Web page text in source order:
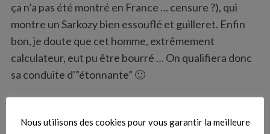
ça n’a pas été montré en France … censure ?), qui
montre un Sarkozy bien essouflé et guilleret. Enfin
bon, je doute que cet homme, extrêmement
calculateur, eut pu être bourré … On qualifiera donc
sa conduite d'”étonnante” 🙂
r
c
f
o
r
Nous utilisons des cookies pour vous garantir la meilleure